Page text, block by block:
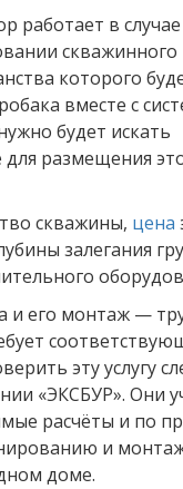
работает в случае
скважинного
которого
вместе с
будет искать
размещения
скважины, цена
залегания
и его монтаж —
эту услугу
«ЭКСБУР». Они
расчёты и по
и
доме.